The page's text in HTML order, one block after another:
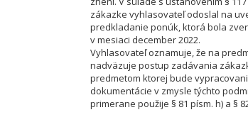
zákazke vyhlasovateľ odoslal na
predkladanie ponúk, ktorá bola
v mesiaci december 2022.
Vyhlasovateľ oznamuje, že na
nadväzuje postup zadávania
predmetom ktorej bude
dokumentácie v zmysle týchto
primerane použije § 81 písm. h) a §